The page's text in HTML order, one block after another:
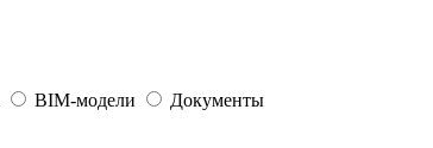
BIM-модели Документы